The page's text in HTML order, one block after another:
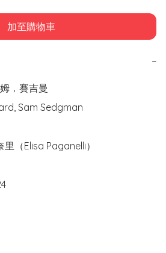
加至購物車
−
．賽吉曼
Sam Sedgman
（Elisa Paganelli）